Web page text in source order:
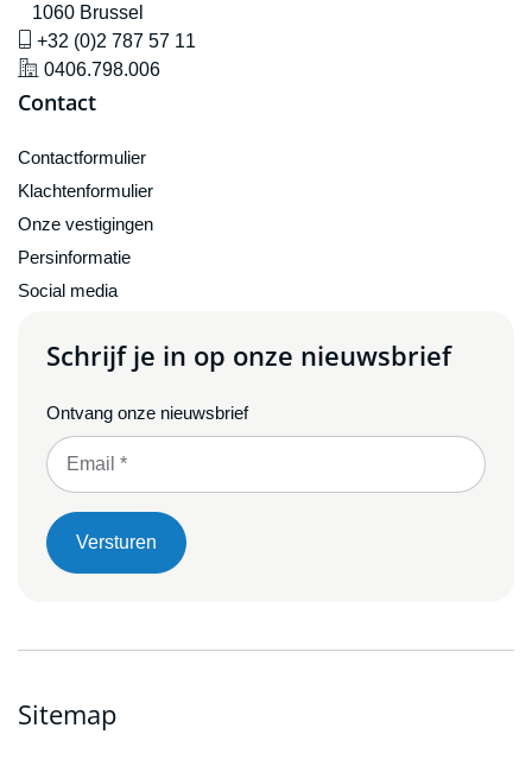
1060 Brussel
icône de gsm
+32 (0)2 787 57 11
icône de localisation
0406.798.006
Contact
Contactformulier
Klachtenformulier
Onze vestigingen
Persinformatie
Social media
Schrijf je in op onze nieuwsbrief
Ontvang onze nieuwsbrief
Versturen
Sitemap